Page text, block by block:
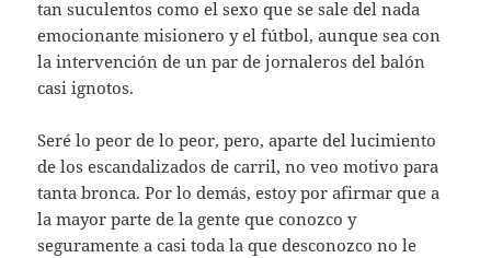
tan suculentos como el sexo que se sale del nada
emocionante misionero y el fútbol, aunque sea con
la intervención de un par de jornaleros del balón
casi ignotos.
Seré lo peor de lo peor, pero, aparte del lucimiento
de los escandalizados de carril, no veo motivo para
tanta bronca. Por lo demás, estoy por afirmar que a
la mayor parte de la gente que conozco y
seguramente a casi toda la que desconozco no le